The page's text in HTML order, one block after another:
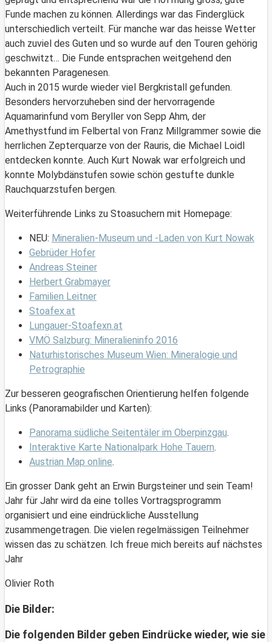
Funde machen zu können. Allerdings war das Finderglück
unterschiedlich verteilt. Für manche war das heisse Wetter
auch zuviel des Guten und so wurde auf den Touren gehörig
geschwitzt… Die Funde entsprachen weitgehend den
bekannten Paragenesen.
Auch in 2015 wurde wieder viel Bergkristall gefunden.
Besonders hervorzuheben sind der hervorragende
Aquamarinfund vom Beryller von Sepp Ahm, der
Amethystfund im Felbertal von Franz Millgrammer sowie die
herrlichen Zepterquarze von der Rauris, die Michael Loidl
entdecken konnte. Auch Kurt Nowak war erfolgreich und
konnte Molybdänstufen sowie schön gestufte dunkle
Rauchquarzstufen bergen.
Weiterführende Links zu Stoasuchern mit Homepage:
NEU: Mineralien-Museum und -Laden von Kurt Nowak
Gebrüder Hofer
Andreas Steiner
Herbert Grabmayer
Familien Leitner
Stoafex.at
Lungauer-Stoafexn.at
VMÖ Salzburg: Mineralieninfo 2016
Naturhistorisches Museum Wien: Mineralogie und
Petrographie
Zur besseren geografischen Orientierung helfen folgende
Links (Panoramabilder und Karten):
Panorama südliche Seitentäler im Oberpinzgau.
Interaktive Karte Nationalpark Hohe Tauern.
Austrian Map online.
Ein grosser Dank geht an Erwin Burgsteiner und sein Team!
Jahr für Jahr wird da eine tolles Vortragsprogramm
organisiert und eine eindrückliche Ausstellung
zusammengetragen. Die vielen regelmässigen Teilnehmer
wissen das zu schätzen. Ich freue mich bereits auf nächstes
Jahr
Olivier Roth
Die Bilder:
Die folgenden Bilder geben Eindrücke wieder, wie sie